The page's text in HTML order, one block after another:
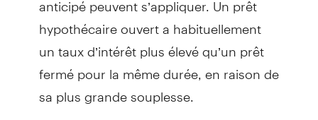
hypothécaire ouvert a habituellement
un taux d’intérêt plus élevé qu’un prêt
fermé pour la même durée, en raison de
sa plus grande souplesse.